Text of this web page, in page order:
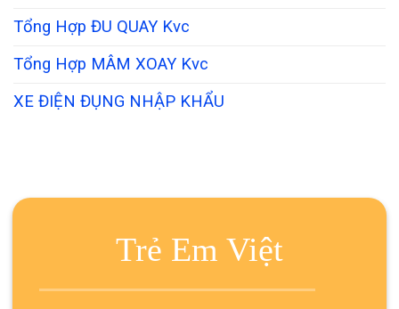
Tổng Hợp ĐU QUAY Kvc
Tổng Hợp MÂM XOAY Kvc
XE ĐIỆN ĐỤNG NHẬP KHẨU
Trẻ Em Việt